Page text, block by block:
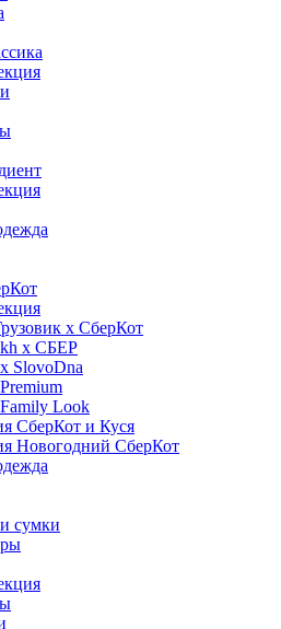
х СберКот
x СБЕР
SlovoDna
Look
СберКот и Куся
Новогодний СберКот
сумки